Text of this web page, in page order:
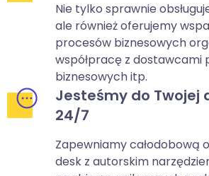
Nie tylko sprawnie
ale również oferujemy
procesów biznesowych
współpracę z dostawcami
biznesowych itp.
Jesteśmy do Twojej
24/7
Zapewniamy całodobową
desk z autorskim